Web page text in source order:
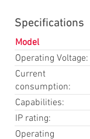
Specifications
Model
Operating Voltage:
Current
consumption:
Capabilities:
IP rating:
Operating